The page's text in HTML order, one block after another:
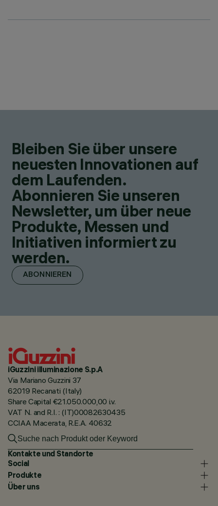
Bleiben Sie über unsere
neuesten Innovationen auf
dem Laufenden.
Abonnieren Sie unseren
Newsletter, um über neue
Produkte, Messen und
Initiativen informiert zu
werden.
ABONNIEREN
iGuzzini illuminazione S.p.A
Via Mariano Guzzini 37
62019 Recanati (Italy)
Share Capital €21.050.000,00 i.v.
VAT N. and R.I. : (IT)00082630435
CCIAA Macerata, R.E.A. 40632
Kontakte und Standorte
Social
Produkte
Über uns